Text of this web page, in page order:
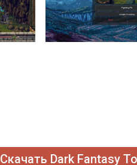
Скачать Dark Fantasy